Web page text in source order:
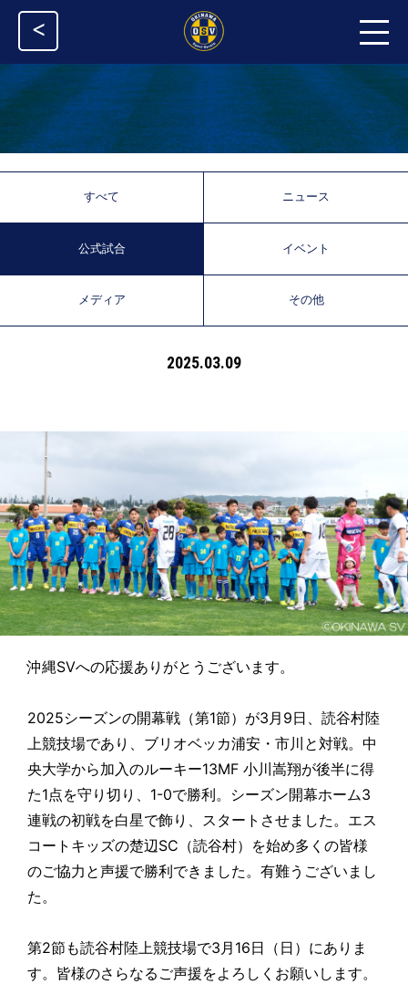
<
すべて ニュース
公式試合 イベント
メディア その他
2025.03.09
沖縄SVへの応援ありがとうございます。
2025シーズンの開幕戦（第1節）が3月9日、読谷村陸
上競技場であり、ブリオベッカ浦安・市川と対戦。中
央大学から加入のルーキー13MF 小川嵩翔が後半に得
た1点を守り切り、1-0で勝利。シーズン開幕ホーム3
連戦の初戦を白星で飾り、スタートさせました。エス
コートキッズの楚辺SC（読谷村）を始め多くの皆様
のご協力と声援で勝利できました。有難うございまし
た。
第2節も読谷村陸上競技場で3月16日（日）にありま
す。皆様のさらなるご声援をよろしくお願いします。